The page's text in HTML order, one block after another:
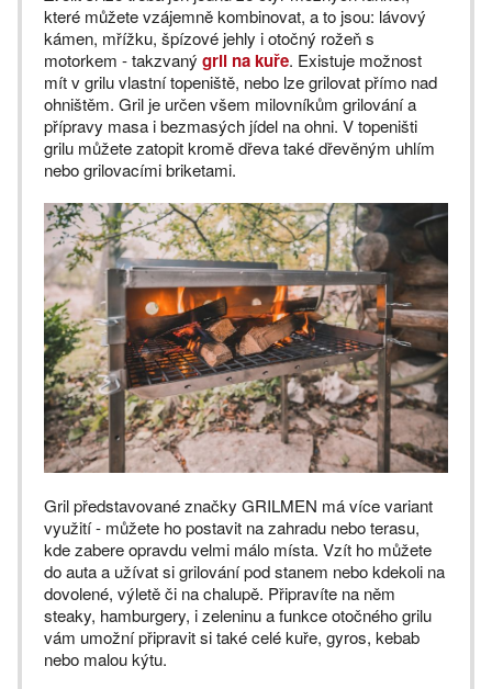
které můžete vzájemně kombinovat, a to jsou: lávový
kámen, mřížku, špízové jehly i otočný rožeň s
motorkem - takzvaný gril na kuře. Existuje možnost
mít v grilu vlastní topeniště, nebo lze grilovat přímo nad
ohništěm. Gril je určen všem milovníkům grilování a
přípravy masa i bezmasých jídel na ohni. V topeništi
grilu můžete zatopit kromě dřeva také dřevěným uhlím
nebo grilovacími briketami.
Gril představované značky GRILMEN má více variant
využití - můžete ho postavit na zahradu nebo terasu,
kde zabere opravdu velmi málo místa. Vzít ho můžete
do auta a užívat si grilování pod stanem nebo kdekoli na
dovolené, výletě či na chalupě. Připravíte na něm
steaky, hamburgery, i zeleninu a funkce otočného grilu
vám umožní připravit si také celé kuře, gyros, kebab
nebo malou kýtu.